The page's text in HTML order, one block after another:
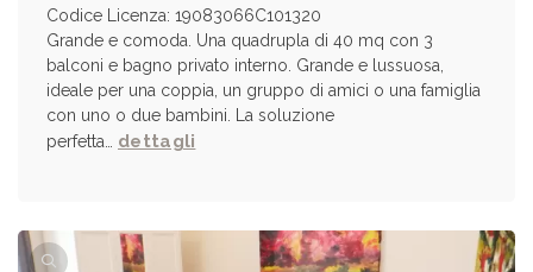
Codice Licenza: 19083066C101320
Grande e comoda. Una quadrupla di 40 mq con 3
balconi e bagno privato interno. Grande e lussuosa,
ideale per una coppia, un gruppo di amici o una famiglia
con uno o due bambini. La soluzione
perfetta… dettagli